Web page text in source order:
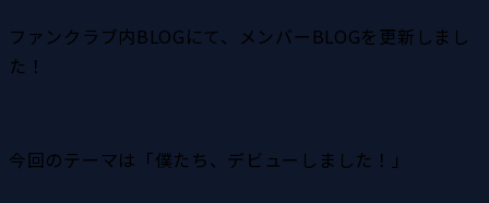
ファンクラブ内BLOGにて、メンバーBLOGを更新しまし
た！
今回のテーマは「僕たち、デビューしました！」